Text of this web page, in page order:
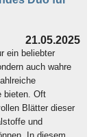
21.05.2025
ein beliebter
auch wahre
bieten. Oft
Blätter dieser
und